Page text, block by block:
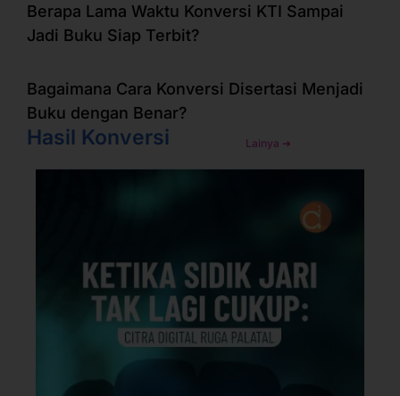
Berapa Lama Waktu Konversi KTI Sampai
Jadi Buku Siap Terbit?
Bagaimana Cara Konversi Disertasi Menjadi
Buku dengan Benar?
Hasil Konversi Lainya ➜